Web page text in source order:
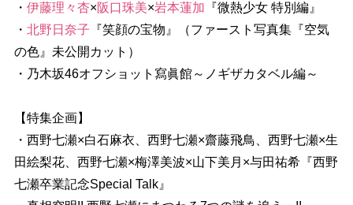
・ 伊藤理々杏×阪口珠美×本蓮加 『微熱少女 特別編』
・ 北野日奈子 『笑顔の宝物』（ファースト写真集『空気
の色』未公開カット）
・乃木坂46オフショット寫眞館～ノギザカタベル編～
【特集企画】
・西野七瀬×白石麻衣、西野七瀬×齋藤飛鳥、西野七瀬×生
田絵梨花、西野七瀬×梅澤美波×山下美月×与田祐希『西野
七瀬卒業記念Special Talk』